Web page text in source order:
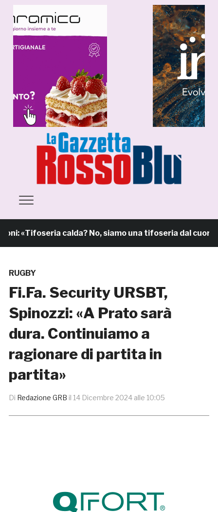
«Tifoseria calda? No, siamo una tifoseria dal cuore
RUGBY
Fi.Fa. Security URSBT,
Spinozzi: «A Prato sarà
dura. Continuiamo a
ragionare di partita in
partita»
Di Redazione GRB il 14 Dicembre 2024 alle 10:05